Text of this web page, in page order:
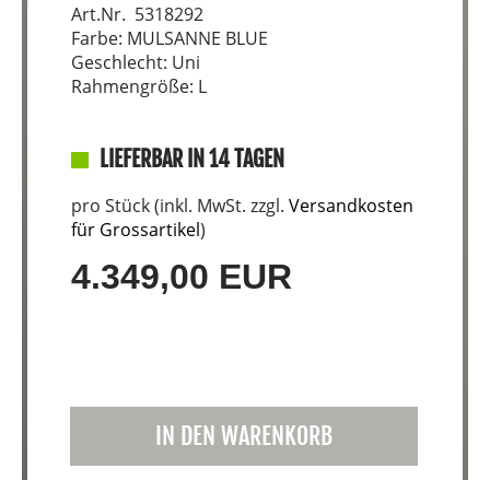
Art.Nr. 5318292
Farbe: MULSANNE BLUE
Geschlecht: Uni
Rahmengröße: L
LIEFERBAR IN 14 TAGEN
pro Stück (inkl. MwSt. zzgl. Versandkosten
für Grossartikel)
4.349,00 EUR
IN DEN WARENKORB